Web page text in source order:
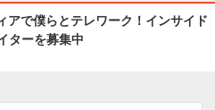
アで僕らとテレワーク！インサイド
ターを募集中